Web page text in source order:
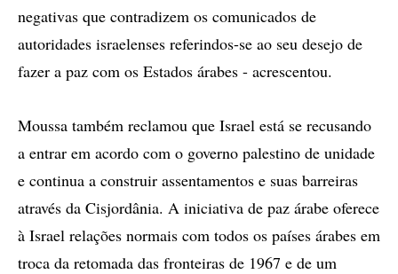
negativas que contradizem os comunicados de
autoridades israelenses referindos-se ao seu desejo de
fazer a paz com os Estados árabes - acrescentou.
Moussa também reclamou que Israel está se recusando
a entrar em acordo com o governo palestino de unidade
e continua a construir assentamentos e suas barreiras
através da Cisjordânia. A iniciativa de paz árabe oferece
à Israel relações normais com todos os países árabes em
troca da retomada das fronteiras de 1967 e de um